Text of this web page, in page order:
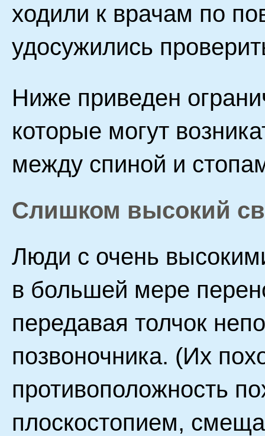
ходили к врачам по
удосужились
Ниже приведен
которые могут
между спиной и
Слишком высокий
Люди с очень
в большей мере
передавая толчок
позвоночника. (Их
противоположность
плоскостопием,